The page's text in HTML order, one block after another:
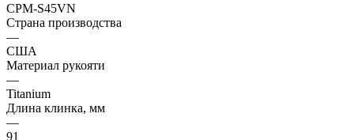
CPM-S45VN
Страна производства
—
США
Материал рукояти
—
Titanium
Длина клинка, мм
—
91